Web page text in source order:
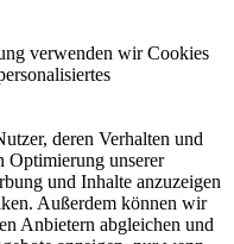
verwenden wir Cookies
deren Verhalten und
Optimierung unserer
und Inhalte anzuzeigen
Außerdem können wir
Anbietern abgleichen und